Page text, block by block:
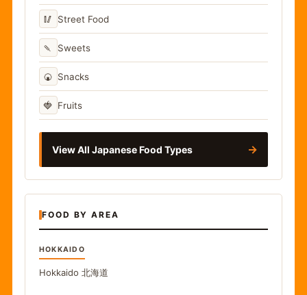
🥢 Street Food
🍡 Sweets
🍘 Snacks
🍓 Fruits
View All Japanese Food Types →
FOOD BY AREA
HOKKAIDO
Hokkaido 北海道